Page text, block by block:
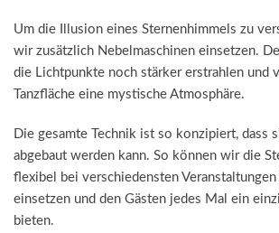
Um die Illusion eines Sternenhimmels zu
wir zusätzlich Nebelmaschinen einsetzen.
die Lichtpunkte noch stärker erstrahlen und
Tanzfläche eine mystische Atmosphäre.
Die gesamte Technik ist so konzipiert, dass
abgebaut werden kann. So können wir die
flexibel bei verschiedensten
einsetzen und den Gästen jedes Mal ein
bieten.